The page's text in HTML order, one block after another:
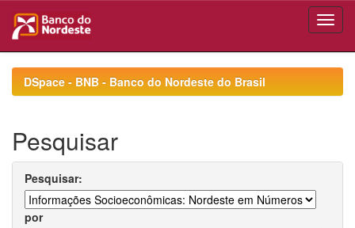
navigationDSpace - BNB - Banco do Nordeste do Brasil
Pesquisar
Pesquisar:
por